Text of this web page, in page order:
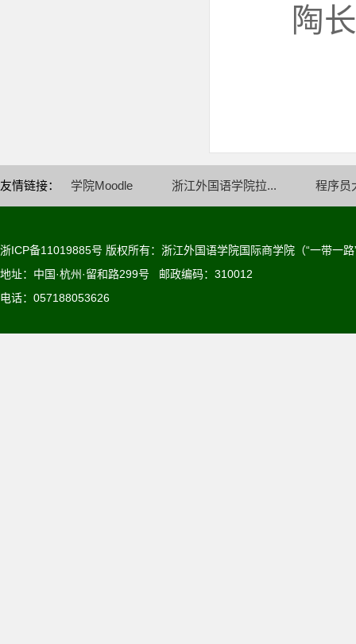
陶
友情链接： 学院Moodle 浙江外国语学院拉... 程序员
浙ICP备11019885号 版权所有：浙江外国语学院国际商学院（“一带一
地址：中国·杭州·留和路299号 邮政编码：310012
电话：057188053626